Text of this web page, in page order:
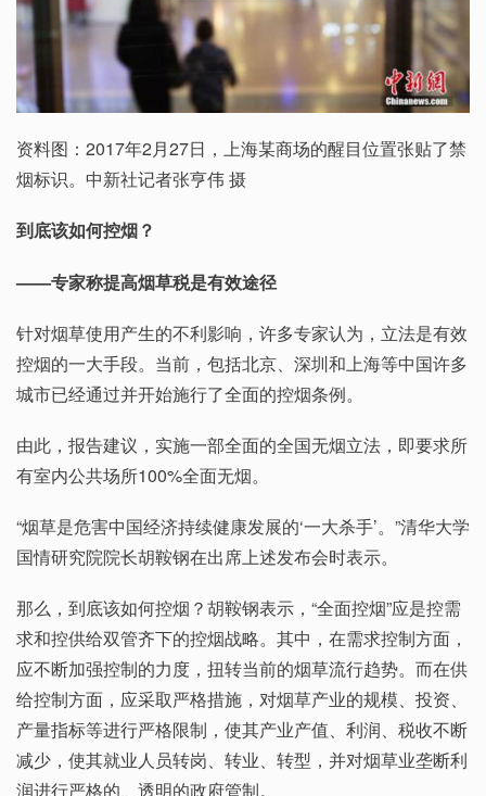
资料图：2017年2月27日，上海某商场的醒目位置张贴了禁
烟标识。中新社记者张亨伟 摄
到底该如何控烟？
——专家称提高烟草税是有效途径
针对烟草使用产生的不利影响，许多专家认为，立法是有效
控烟的一大手段。当前，包括北京、深圳和上海等中国许多
城市已经通过并开始施行了全面的控烟条例。
由此，报告建议，实施一部全面的全国无烟立法，即要求所
有室内公共场所100%全面无烟。
“烟草是危害中国经济持续健康发展的‘一大杀手’。”清华大学
国情研究院院长胡鞍钢在出席上述发布会时表示。
那么，到底该如何控烟？胡鞍钢表示，“全面控烟”应是控需
求和控供给双管齐下的控烟战略。其中，在需求控制方面，
应不断加强控制的力度，扭转当前的烟草流行趋势。而在供
给控制方面，应采取严格措施，对烟草产业的规模、投资、
产量指标等进行严格限制，使其产业产值、利润、税收不断
减少，使其就业人员转岗、转业、转型，并对烟草业垄断利
润进行严格的、透明的政府管制。